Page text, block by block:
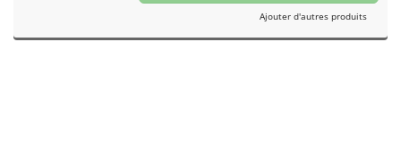
Ajouter d'autres produits